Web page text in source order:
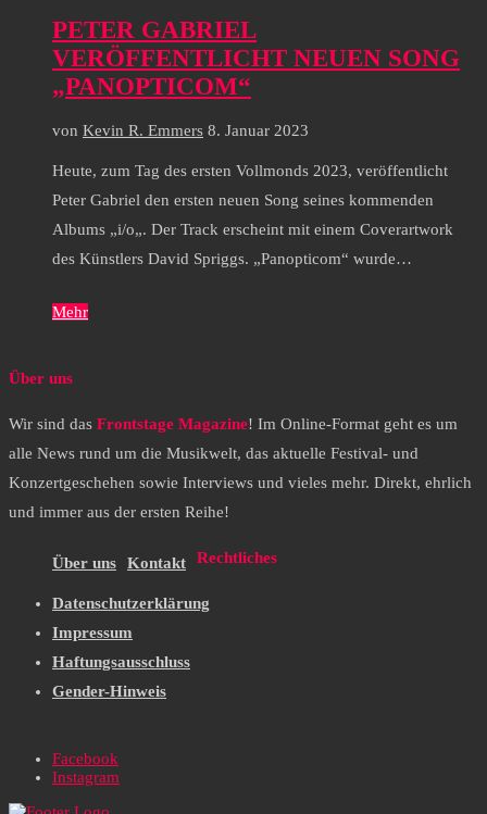
PETER GABRIEL
VERÖFFENTLICHT NEUEN SONG
„PANOPTICOM“
von Kevin R. Emmers 8. Januar 2023
Heute, zum Tag des ersten Vollmonds 2023, veröffentlicht
Peter Gabriel den ersten neuen Song seines kommenden
Albums „i/o„. Der Track erscheint mit einem Coverartwork
des Künstlers David Spriggs. „Panopticom“ wurde…
Mehr
Über uns
Wir sind das Frontstage Magazine! Im Online-Format geht es um
alle News rund um die Musikwelt, das aktuelle Festival- und
Konzertgeschehen sowie Interviews und vieles mehr. Direkt, ehrlich
und immer aus der ersten Reihe!
Über uns Kontakt Rechtliches
Datenschutzerklärung
Impressum
Haftungsausschluss
Gender-Hinweis
Facebook
Instagram